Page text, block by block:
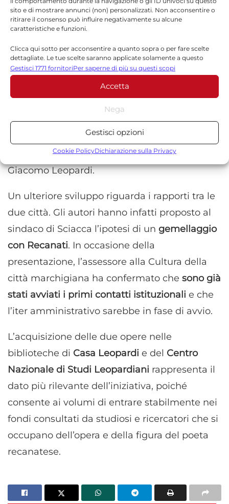
sito e di mostrare annunci (non) personalizzati. Non acconsentire o
ritirare il consenso può influire negativamente su alcune
caratteristiche e funzioni.
Clicca qui sotto per acconsentire a quanto sopra o per fare scelte
dettagliate. Le tue scelte saranno applicate solamente a questo
sito. È possibile modificare le impostazioni in qualsiasi momento,
compreso il ritiro del consenso, utilizzando i pulsanti della Cookie
Policy o cliccando sul pulsante di gestione del consenso nella parte
inferiore dello schermo.
Statistiche
Archiviare informazioni su dispositivo e/o accedervi, Misurare le
prestazioni degli annunci, Misurare le prestazioni dei contenuti,
combinazione di dati provenienti da fonti diverse.
Marketing
Archiviare informazioni su dispositivo e/o accedervi, Utilizzare
dati limitati per la selezione della pubblicità, Creare profili per la
pubblicità personalizzata, Utilizzare profili per la selezione di
pubblicità personalizzata, Creare profili per la personalizzazione
dei contenuti, Utilizzare profili per la selezione di contenuti
limitati per la selezione dei contenuti.
Funzionalità Sempre attivo
fonti di dati, Collegare diversi dispositivi,
Identificare i dispositivi in base alle informazioni
trasmesse automaticamente.
Utilizzare dati di geolocalizzazione precisi,
Riconoscere i dispositivi in base a informazioni
richieste attivamente.
Garantire la sicurezza, prevenire e
e presentare pubblicità e contenuto,
Gestisci 1771 fornitoriPer saperne di più su questi scopi
Accetta
Nega
Gestisci opzioni
Cookie PolicyDichiarazione sulla Privacy
Marchica, la presentazione a Recanati ha
rappresentato un momento particolarmente
un percorso di studio che ha trovato
riconoscimento proprio nella città simbolo del
poeta. Un risultato che dà lustro non solo agli
autori, ma anche alle comunità agrigentina e
saccense, che possono oggi annoverare tra i
propri concittadini studiosi apprezzati in uno
dei più autorevoli centri culturali dedicati a
Giacomo Leopardi.
Un ulteriore sviluppo riguarda i rapporti tra le
due città. Gli autori hanno infatti proposto al
sindaco di Sciacca l’ipotesi di un gemellaggio
con Recanati. In occasione della
presentazione, l’assessore alla Cultura della
città marchigiana ha confermato che sono già
stati avviati i primi contatti istituzionali e che
l’iter amministrativo sarebbe in fase di avvio.
L’acquisizione delle due opere nelle
biblioteche di Casa Leopardi e del Centro
Nazionale di Studi Leopardiani rappresenta il
dato più rilevante dell’iniziativa, poiché
consente ai volumi di entrare stabilmente nei
fondi consultati da studiosi e ricercatori che si
occupano dell’opera e della figura del poeta
recanatese.